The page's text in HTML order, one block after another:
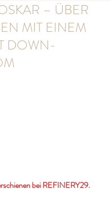
– ÜBER
MIT EINEM
DOWN-
bei REFINERY29.